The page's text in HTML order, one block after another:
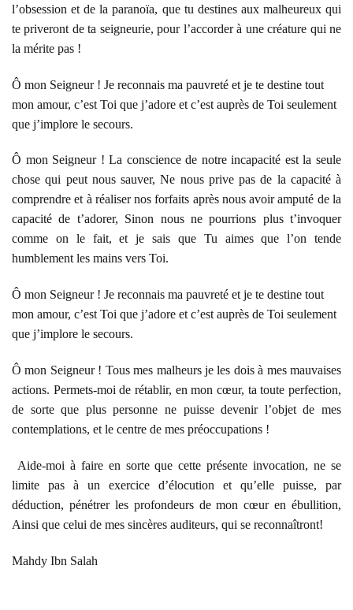
l’obsession et de la paranoïa, que tu destines aux malheureux qui
te priveront de ta seigneurie, pour l’accorder à une créature qui ne
la mérite pas !
Ô mon Seigneur ! Je reconnais ma pauvreté et je te destine tout
mon amour, c’est Toi que j’adore et c’est auprès de Toi seulement
que j’implore le secours.
Ô mon Seigneur ! La conscience de notre incapacité est la seule
chose qui peut nous sauver, Ne nous prive pas de la capacité à
comprendre et à réaliser nos forfaits après nous avoir amputé de la
capacité de t’adorer, Sinon nous ne pourrions plus t’invoquer
comme on le fait, et je sais que Tu aimes que l’on tende
humblement les mains vers Toi.
Ô mon Seigneur ! Je reconnais ma pauvreté et je te destine tout
mon amour, c’est Toi que j’adore et c’est auprès de Toi seulement
que j’implore le secours.
Ô mon Seigneur ! Tous mes malheurs je les dois à mes mauvaises
actions. Permets-moi de rétablir, en mon cœur, ta toute perfection,
de sorte que plus personne ne puisse devenir l’objet de mes
contemplations, et le centre de mes préoccupations !
Aide-moi à faire en sorte que cette présente invocation, ne se
limite pas à un exercice d’élocution et qu’elle puisse, par
déduction, pénétrer les profondeurs de mon cœur en ébullition,
Ainsi que celui de mes sincères auditeurs, qui se reconnaîtront!
Mahdy Ibn Salah